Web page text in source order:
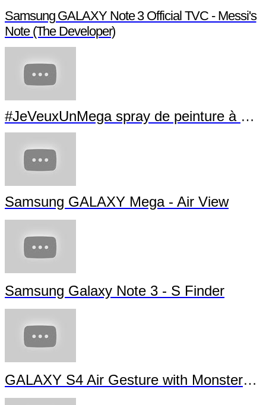
Samsung GALAXY Note 3 Official TVC - Messi's
Note (The Developer)
#JeVeuxUnMega spray de peinture à La Villette
Samsung GALAXY Mega - Air View
Samsung Galaxy Note 3 - S Finder
GALAXY S4 Air Gesture with Monsters University